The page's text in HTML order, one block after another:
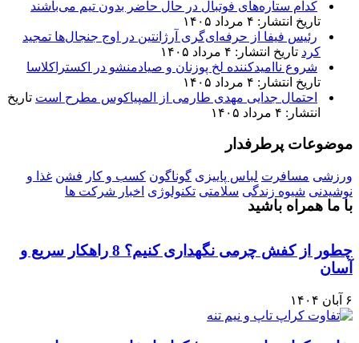
کدام ستاره‌های فوتبال در حال حاضر بدون تیم می‌باشند
تاریخ انتشار: ۴ مرداد ۱۴۰۵
رئیس فیفا از حرفه‌ای‌گری آرژانتین در اوج جنجال‌ها تمجید
کرد تاریخ انتشار: ۴ مرداد ۱۴۰۵
شروع ناامیدکننده لخ پوزنان و صیادمنشو در اکستراکلاسا
تاریخ انتشار: ۴ مرداد ۱۴۰۵
احتمال جدایی مهدی طارمی از المپیاکوس مطرح است تاریخ
انتشار: ۴ مرداد ۱۴۰۵
موضوعات پرطرفدار
ورزشی مسافرت لباس پاییزی گوناگون کسب و کار فشن غذا و
نوشیدنی شیوه زندگی سلامتی تکنولوژی اخبار شرکت ها
با ما همراه باشید
چطور از کفش چرمی نگهداری کنیم؟ 8 راهکار سریع و
آسان
۶ آبان ۱۴۰۴